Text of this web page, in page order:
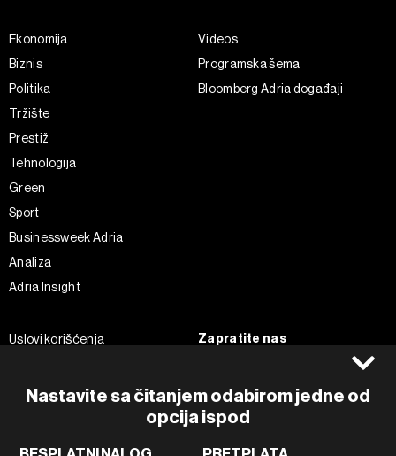
Nastavite sa čitanjem odabirom jedne od
opcija ispod
Ekonomija
Biznis
Politika
Tržište
Prestiž
Tehnologija
Green
Sport
Businessweek Adria
Analiza
Adria Insight
Videos
Programska šema
Bloomberg Adria događaji
Uslovi korišćenja
Impressum
Zapratite nas
Instagram
Twitter